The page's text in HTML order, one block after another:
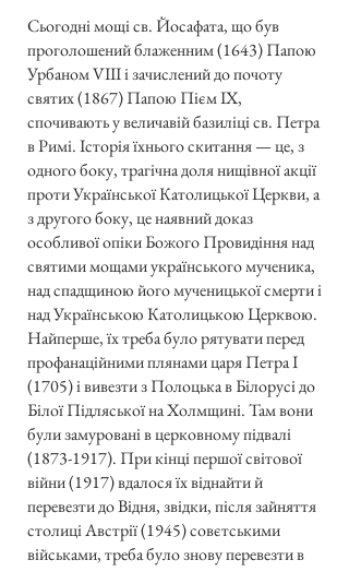
Сьогодні мощі св. Йосафата, що був
проголошений блаженним (1643) Папою
Урбаном VIII і зачислений до почоту
святих (1867) Папою Пієм IX,
спочивають у величавій базиліці св. Петра
в Римі. Історія їхнього скитання — це, з
одного боку, трагічна доля нищівної акції
проти Української Католицької Церкви, а
з другого боку, це наявний доказ
особливої опіки Божого Провидіння над
святими мощами українського мученика,
над спадщиною його мученицької смерти і
над Українською Католицькою Церквою.
Найперше, їх треба було рятувати перед
профанаційними плянами царя Петра І
(1705) і вивезти з Полоцька в Білорусі до
Білої Підляської на Холмщині. Там вони
були замуровані в церковному підвалі
(1873-1917). При кінці першої світової
війни (1917) вдалося їх віднайти й
перевезти до Відня, звідки, після зайняття
столиці Австрії (1945) совєтськими
військами, треба було знову перевезти в